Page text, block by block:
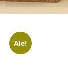
Ale!